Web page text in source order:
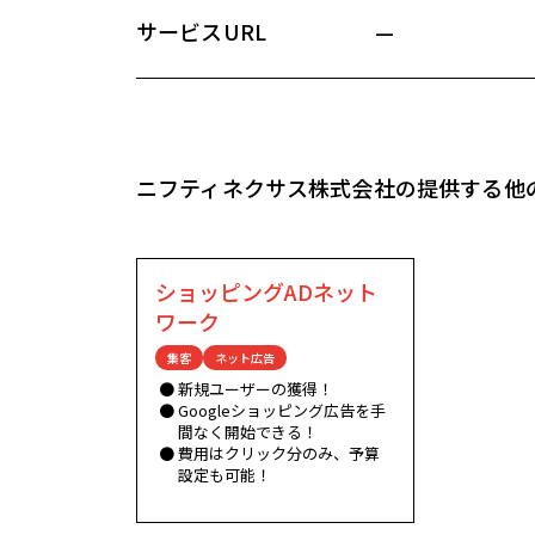
サービスURL —
ニフティネクサス株式会社の提供する他
ショッピングADネット
ワーク
集客 ネット広告
新規ユーザーの獲得！
Googleショッピング広告を手
間なく開始できる！
費用はクリック分のみ、予算
設定も可能！